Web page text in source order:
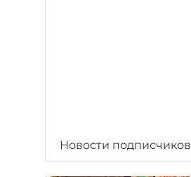
Новости подписчиков